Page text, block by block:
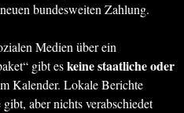
bundesweiten Zahlung.
Medien über ein
gibt eskeine staatliche oder
Kalender. Lokale Berichte
aber nichts verabschiedet